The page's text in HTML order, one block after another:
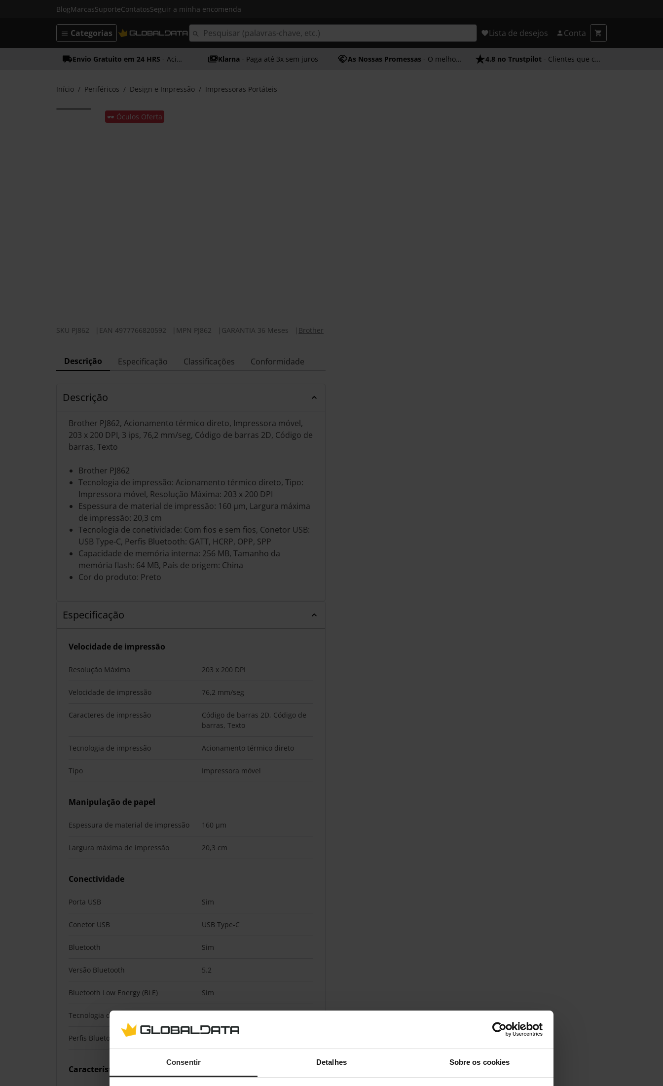
Consentir Detalhes Sobre os cookies
BlogMarcasSuporteContatosSeguir a minha encomenda
Lista de desejos Conta
Categorias
Envio Gratuito em 24 HRS - Acima dos 50€ Klarna - Paga até 3x sem juros As Nossas Promessas - O melhor atendimento 4.8 no Trustpilot - Clientes que confiam em nós
Início Periféricos Design e Impressão Impressoras Portáteis
🕶️ Óculos Oferta
SKU PJ862 EAN 4977766820592 MPN PJ862 GARANTIA 36 Meses Brother
Descrição Especificação Classificações Conformidade
Descrição
Brother PJ862, Acionamento térmico direto, Impressora móvel,
203 x 200 DPI, 3 ips, 76,2 mm/seg, Código de barras 2D, Código de
barras, Texto
Brother PJ862
Tecnologia de impressão: Acionamento térmico direto, Tipo:
Impressora móvel, Resolução Máxima: 203 x 200 DPI
Espessura de material de impressão: 160 µm, Largura máxima
de impressão: 20,3 cm
Tecnologia de conetividade: Com fios e sem fios, Conetor USB:
USB Type-C, Perfis Bluetooth: GATT, HCRP, OPP, SPP
Capacidade de memória interna: 256 MB, Tamanho da
memória flash: 64 MB, País de origem: China
Cor do produto: Preto
Especificação
Velocidade de impressão
Resolução Máxima 203 x 200 DPI
Velocidade de impressão 76,2 mm/seg
Caracteres de impressão
Código de barras 2D, Código de
barras, Texto
Tecnologia de impressão Acionamento térmico direto
Tipo Impressora móvel
Manipulação de papel
Espessura de material de impressão 160 µm
Largura máxima de impressão 20,3 cm
Conectividade
Porta USB Sim
Conetor USB USB Type-C
Bluetooth Sim
Versão Bluetooth 5.2
Bluetooth Low Energy (BLE) Sim
Tecnologia de conetividade
Perfis Bluetooth
Características